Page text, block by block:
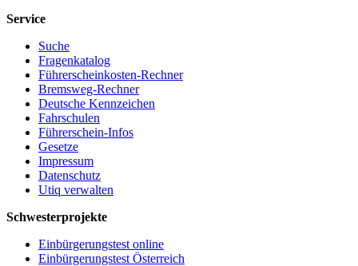
Service
Suche
Fragenkatalog
Führerscheinkosten-Rechner
Bremsweg-Rechner
Deutsche Kennzeichen
Fahrschulen
Führerschein-Infos
Gesetze
Impressum
Datenschutz
Utiq verwalten
Schwesterprojekte
Einbürgerungstest online
Einbürgerungstest Österreich